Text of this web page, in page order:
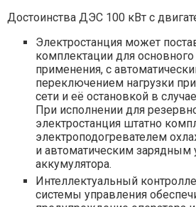
Достоинства ДЭС 100 кВт с
Электростанция может
комплектации для
применения, с
переключением нагрузки
сети и её остановкой в
При исполнении для
электростанция штатно
электроподогревателем
и автоматическим зарядным
аккумулятора.
Интеллектуальный
системы управления